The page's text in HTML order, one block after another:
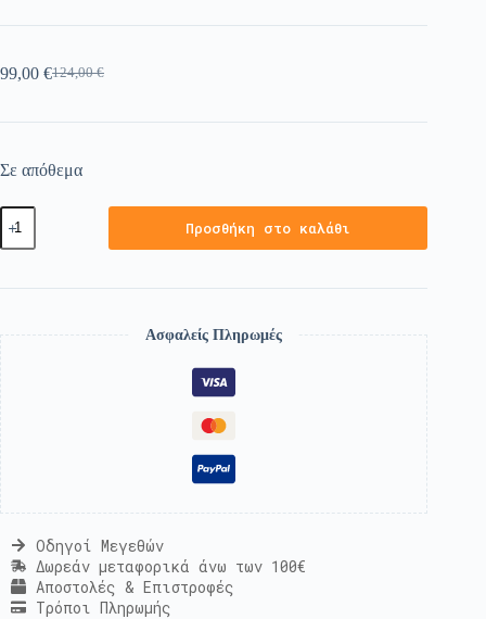
124,00€
99,00 €
Σε απόθεμα
Προσθήκη στο καλάθι
Ασφαλείς Πληρωμές
Οδηγοί Μεγεθών
Δωρεάν μεταφορικά άνω των 100€
Αποστολές & Επιστροφές
Τρόποι Πληρωμής